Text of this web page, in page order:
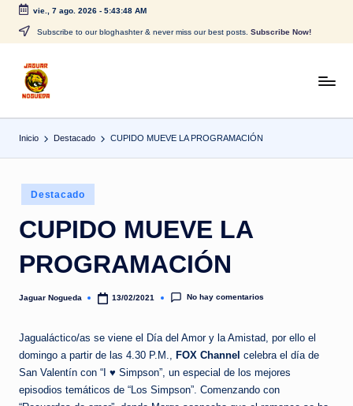
Saltar
contenido
vie., 7 ago. 2026- 5:43:48 AM
Subscribe to our bloghashter & never miss our best posts. Subscribe Now!
J
a
g
r
o
g
e
d
CONTENIDO
Inicio Destacado CUPIDO MUEVE LA PROGRAMACIÓN
Publicado
en
Destacado
CUPIDO MUEVE LA
PROGRAMACIÓN
Publicado
Jaguar Nogueda 13/02/2021 No hay comentarios
Jagualáctico/as se viene el Día del Amor y la Amistad, por ello el
domingo a partir de las 4.30 P.M., FOX Channel celebra el día de
San Valentín con “I ♥ Simpson”, un especial de los mejores
episodios temáticos de “Los Simpson”. Comenzando con